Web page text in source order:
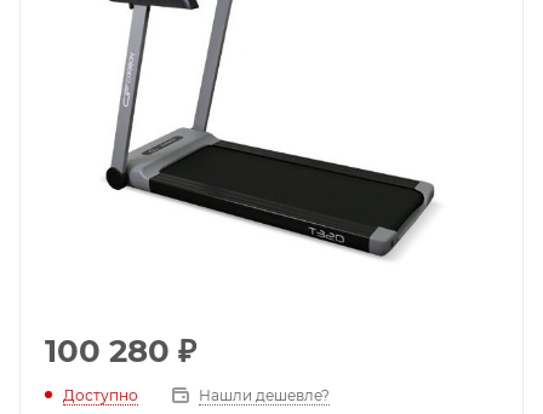
100 280 ₽
Доступно Нашли дешевле?